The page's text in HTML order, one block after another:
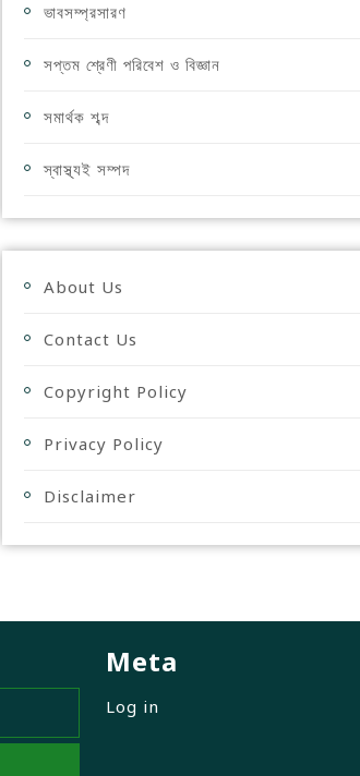
ভাবসম্প্রসারণ
সপ্তম শ্রেণী পরিবেশ ও বিজ্ঞান
সমার্থক শব্দ
স্বাস্থ্যই সম্পদ
About Us
Contact Us
Copyright Policy
Privacy Policy
Disclaimer
Meta
Log in